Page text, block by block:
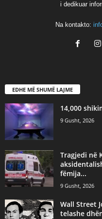
i dedikuar
Na kontakto:
EDHE MË SHUMË LAJME
14,000
9 Gusht, 2026
Tragjedi në
fëmija...
9 Gusht, 2026
Wall Street
telashe